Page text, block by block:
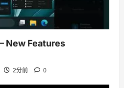
New Features
2分前 0